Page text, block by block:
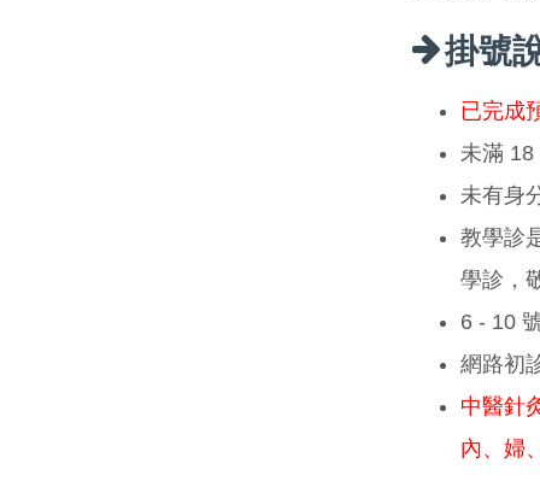
掛號
已完成
未滿 18
未有身
教學診
學診，
6 - 10
網路初
中醫針
內、婦